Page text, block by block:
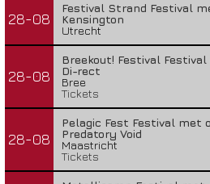
28-08
Festival Strand Festival
Kensington
Utrecht
28-08
Breekout! Festival Festival
Di-rect
Bree
Tickets
28-08
Pelagic Fest Festival met
Predatory Void
Maastricht
Tickets